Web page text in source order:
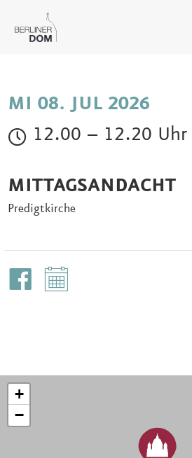
MI 08. JUL 2026
12.00 – 12.20 Uhr
MITTAGSANDACHT
Predigtkirche
+
−